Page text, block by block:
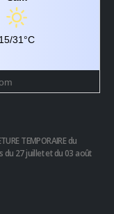
15/31°C
TEMPORAIRE du
du 27 juillet et du 03 août